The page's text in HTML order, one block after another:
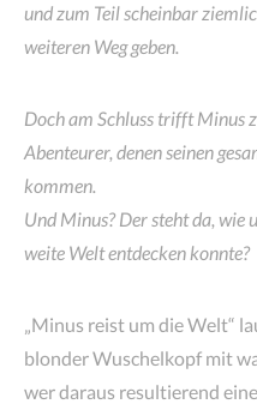
und zum Teil scheinbar
weiteren Weg geben.
Doch am Schluss trifft Minus
Abenteurer, denen seinen
kommen.
Und Minus? Der steht da, wie
weite Welt entdecken konnte?
„Minus reist um die Welt“
blonder Wuschelkopf mit
wer daraus resultierend